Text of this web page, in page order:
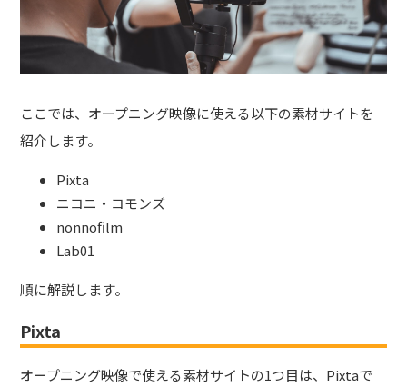
ここでは、オープニング映像に使える以下の素材サイトを
紹介します。
Pixta
ニコニ・コモンズ
nonnofilm
Lab01
順に解説します。
Pixta
オープニング映像で使える素材サイトの1つ目は、Pixtaで